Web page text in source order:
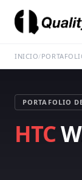
INICIO/
PORTAFOLIO
HTC